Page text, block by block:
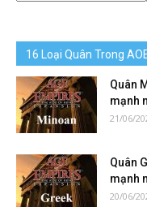
16 Loại Quân Trong
Quân
mạnh
21/06/
Quân
mạnh
20/06/